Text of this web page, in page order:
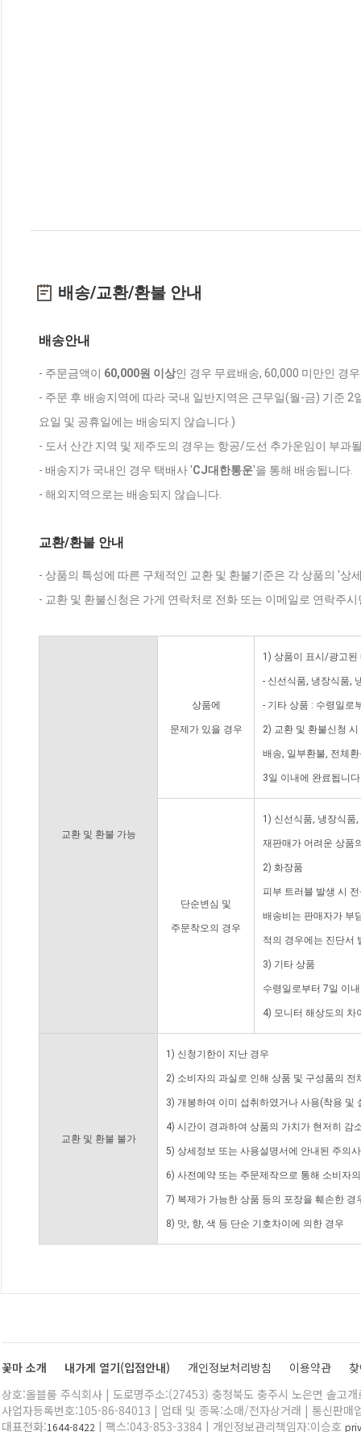
배송/교환/환불 안내
배송안내
- 주문금액이 60,000원 이상인 경우 무료배송, 60,000 미만인 경
- 주문 후 배송지역에 따라 국내 일반지역은 근무일(월-금) 기준
요일 및 공휴일에는 배송되지 않습니다.)
- 도서 산간 지역 및 제주도의 경우는 항공/도선 추가운임이 부과
- 배송지가 국내인 경우 택배사 'CJ대한통운'을 통해 배송됩니다.
- 해외지역으로는 배송되지 않습니다.
교환/환불 안내
- 상품의 특성에 따른 구체적인 교환 및 환불기준은 각 상품의 '상
- 교환 및 환불신청은 가게 연락처로 전화 또는 이메일로 연락주
교환 및 환불 가능
상품에
문제가 있을 경우
1) 상품이 표시/광고된
- 신선식품, 냉장식품,
- 기타 상품 : 수령일로
2) 교환 및 환불신청
배송, 일부환불, 전체
3일 이내에 완료됩니
단순변심 및
주문착오의 경우
1) 신선식품, 냉장식품
재판매가 어려운 상품
2) 화장품
피부 트러블 발생 시
배송비는 판매자가 부
적의 경우에는 진단서
3) 기타 상품
수령일로부터 7일 이
4) 모니터 해상도의 차
교환 및 환불 불가
1) 신청기한이 지난 경우
2) 소비자의 과실로 인해 상품 및 구성품의
3) 개봉하여 이미 섭취하였거나 사용(착용 및
4) 시간이 경과하여 상품의 가치가 현저히 감
5) 상세정보 또는 사용설명서에 안내된 주의
6) 사전예약 또는 주문제작으로 통해 소비자
7) 복제가 가능한 상품 등의 포장을 훼손한 경
8) 맛, 향, 색 등 단순 기호차이에 의한 경우
꽃마 소개 내가게 열기(입점안내) 개인정보처리방침 이용약관
상호:올블룸 주식회사 | 도로명주소:(27453) 충청북도 충주시 노은면 솔고
사업자등록번호:105-86-84013 | 업태 및 종목:소매/전자상거래 | 통신판매
대표전화:1644-8422 | 팩스:043-853-3384 | 개인정보관리책임자:이승호